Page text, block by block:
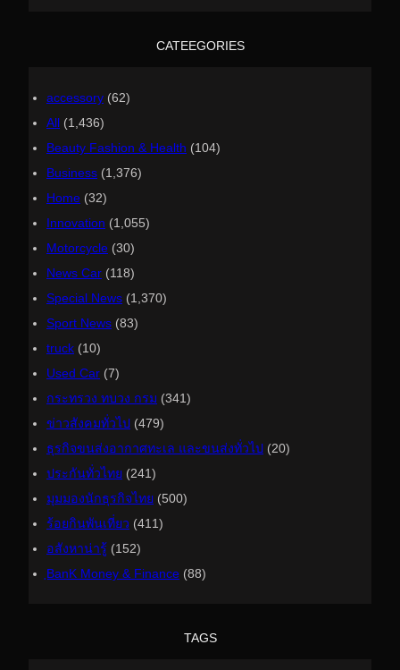
CATEEGORIES
accessory (62)
All (1,436)
Beauty Fashion & Health (104)
Business (1,376)
Home (32)
Innovation (1,055)
Motorcycle (30)
News Car (118)
Special News (1,370)
Sport News (83)
truck (10)
Used Car (7)
กระทรวง ทบวง กรม (341)
ข่าวสังคมทั่วไป (479)
ธุรกิจขนส่งอากาศทะเล และขนส่งทั่วไป (20)
ประกันทั่วไทย (241)
มุมมองนักธุรกิจไทย (500)
ร้อยกินพันเที่ยว (411)
อสังหาน่ารู้ (152)
ฺBanK Money & Finance (88)
TAGS